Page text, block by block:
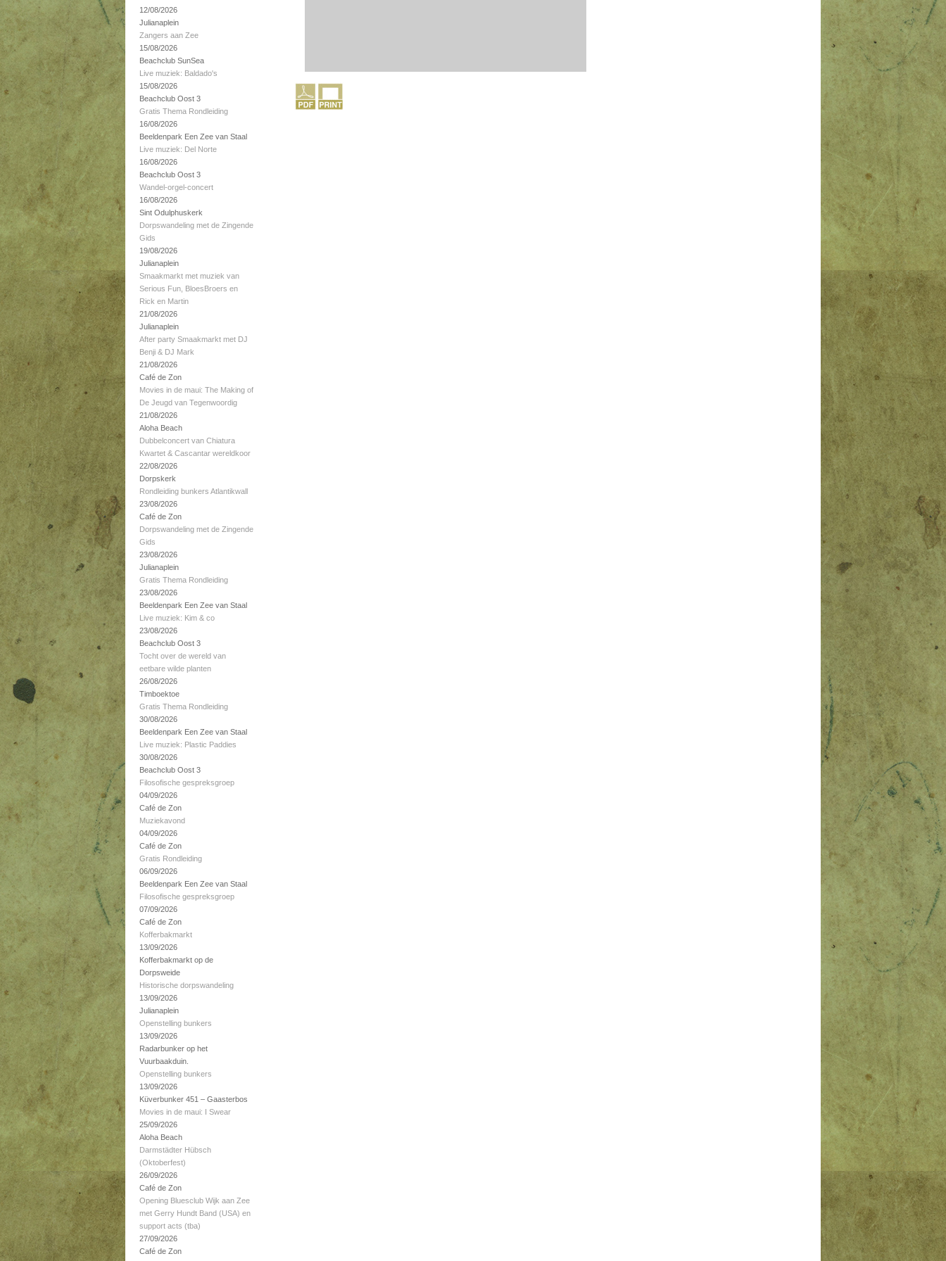
12/08/2026
Julianaplein
Zangers aan Zee
15/08/2026
Beachclub SunSea
Live muziek: Baldado's
15/08/2026
Beachclub Oost 3
Gratis Thema Rondleiding
16/08/2026
Beeldenpark Een Zee van Staal
Live muziek: Del Norte
16/08/2026
Beachclub Oost 3
Wandel-orgel-concert
16/08/2026
Sint Odulphuskerk
Dorpswandeling met de Zingende
Gids
19/08/2026
Julianaplein
Smaakmarkt met muziek van
Serious Fun, BloesBroers en
Rick en Martin
21/08/2026
Julianaplein
After party Smaakmarkt met DJ
Benji & DJ Mark
21/08/2026
Café de Zon
Movies in de maui: The Making of
De Jeugd van Tegenwoordig
21/08/2026
Aloha Beach
Dubbelconcert van Chiatura
Kwartet & Cascantar wereldkoor
22/08/2026
Dorpskerk
Rondleiding bunkers Atlantikwall
23/08/2026
Café de Zon
Dorpswandeling met de Zingende
Gids
23/08/2026
Julianaplein
Gratis Thema Rondleiding
23/08/2026
Beeldenpark Een Zee van Staal
Live muziek: Kim & co
23/08/2026
Beachclub Oost 3
Tocht over de wereld van
eetbare wilde planten
26/08/2026
Timboektoe
Gratis Thema Rondleiding
30/08/2026
Beeldenpark Een Zee van Staal
Live muziek: Plastic Paddies
30/08/2026
Beachclub Oost 3
Filosofische gespreksgroep
04/09/2026
Café de Zon
Muziekavond
04/09/2026
Café de Zon
Gratis Rondleiding
06/09/2026
Beeldenpark Een Zee van Staal
Filosofische gespreksgroep
07/09/2026
Café de Zon
Kofferbakmarkt
13/09/2026
Kofferbakmarkt op de
Dorpsweide
Historische dorpswandeling
13/09/2026
Julianaplein
Openstelling bunkers
13/09/2026
Radarbunker op het
Vuurbaakduin.
Openstelling bunkers
13/09/2026
Küverbunker 451 – Gaasterbos
Movies in de maui: I Swear
25/09/2026
Aloha Beach
Darmstädter Hübsch
(Oktoberfest)
26/09/2026
Café de Zon
Opening Bluesclub Wijk aan Zee
met Gerry Hundt Band (USA) en
support acts (tba)
27/09/2026
Café de Zon